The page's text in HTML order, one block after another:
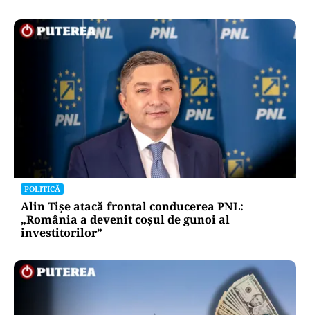
POLITICĂ
Alin Tișe atacă frontal conducerea PNL:
„România a devenit coșul de gunoi al
investitorilor”